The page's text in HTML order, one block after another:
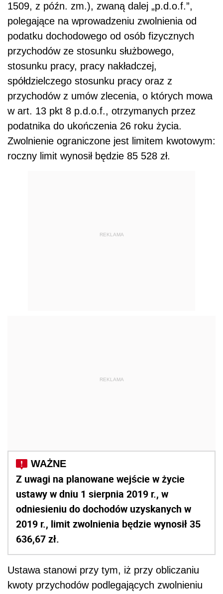
1509, z późn. zm.), zwaną dalej „p.d.o.f.”,
polegające na wprowadzeniu zwolnienia od
podatku dochodowego od osób fizycznych
przychodów ze stosunku służbowego,
stosunku pracy, pracy nakładczej,
spółdzielczego stosunku pracy oraz z
przychodów z umów zlecenia, o których mowa
w art. 13 pkt 8 p.d.o.f., otrzymanych przez
podatnika do ukończenia 26 roku życia.
Zwolnienie ograniczone jest limitem kwotowym:
roczny limit wynosił będzie 85 528 zł.
REKLAMA
REKLAMA
Z uwagi na planowane wejście w życie
ustawy w dniu 1 sierpnia 2019 r., w
odniesieniu do dochodów uzyskanych w
2019 r., limit zwolnienia będzie wynosił 35
636,67 zł.
Ustawa stanowi przy tym, iż przy obliczaniu
kwoty przychodów podlegających zwolnieniu